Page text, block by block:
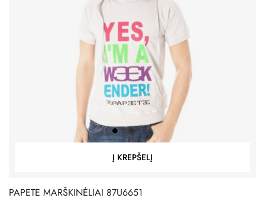
Į KREPŠELĮ
PAPETE MARŠKINĖLIAI 87U6651